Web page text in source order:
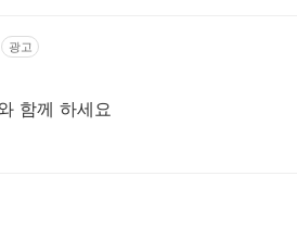
광고
함께 하세요